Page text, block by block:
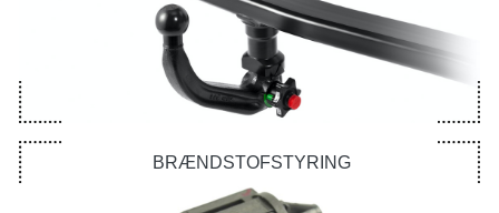
BRÆNDSTOFSTYRING